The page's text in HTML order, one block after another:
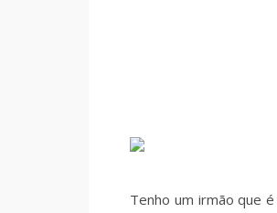
Tenho um irmão que